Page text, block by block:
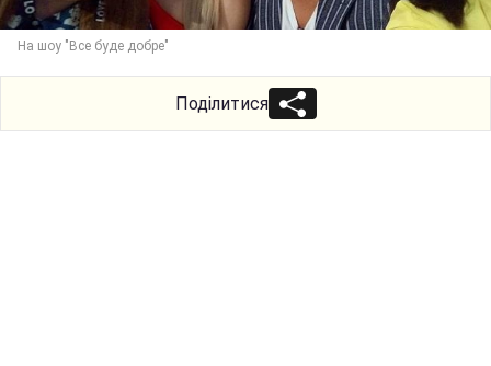
На шоу "Все буде добре"
Поділитися